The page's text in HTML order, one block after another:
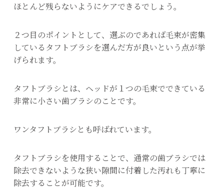
ほとんど残らないようにケアできるでしょう。
２つ目のポイントとして、選ぶのであれば毛束が密集
しているタフトブラシを選んだ方が良いという点が挙
げられます。
タフトブラシとは、ヘッドが１つの毛束でできている
非常に小さい歯ブラシのことです。
ワンタフトブラシとも呼ばれています。
タフトブラシを使用することで、通常の歯ブラシでは
除去できないような狭い隙間に付着した汚れも丁寧に
除去することが可能です。